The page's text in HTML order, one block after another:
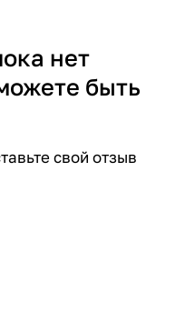
нет
быть
свой отзыв